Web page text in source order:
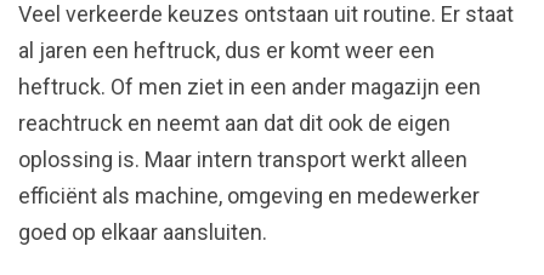
Veel verkeerde keuzes ontstaan uit routine. Er staat
al jaren een heftruck, dus er komt weer een
heftruck. Of men ziet in een ander magazijn een
reachtruck en neemt aan dat dit ook de eigen
oplossing is. Maar intern transport werkt alleen
efficiënt als machine, omgeving en medewerker
goed op elkaar aansluiten.